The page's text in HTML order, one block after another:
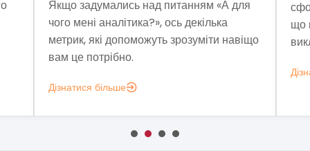
Якщо задумались над питанням «А для
чого мені аналітика?», ось декілька
метрик, які допоможуть зрозуміти навіщо
вам це потрібно.
Дізнатися більше
що